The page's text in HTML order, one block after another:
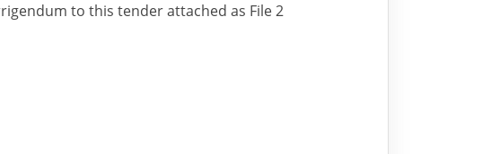
to this tender attached as File 2